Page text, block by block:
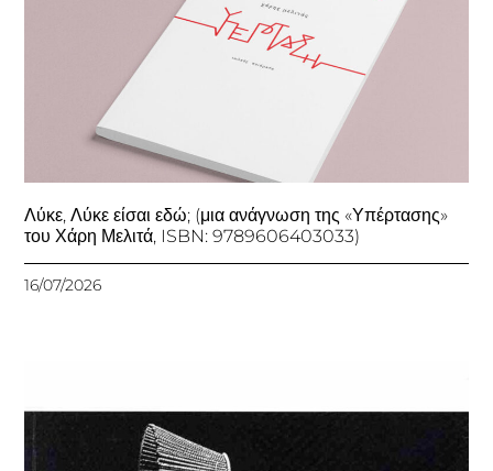
Λύκε, Λύκε είσαι εδώ; (μια ανάγνωση της «Υπέρτασης»
του Χάρη Μελιτά, ISBN: 9789606403033)
16/07/2026